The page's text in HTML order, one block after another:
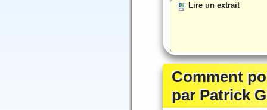
Lire un extrait
Comment
par Patrick